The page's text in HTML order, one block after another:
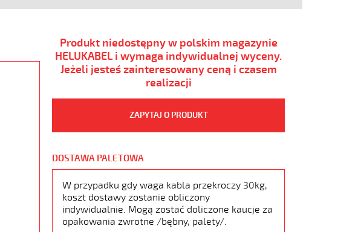
Produkt niedostępny w polskim magazynie
HELUKABEL i wymaga indywidualnej wyceny.
Jeżeli jesteś zainteresowany ceną i czasem
realizacji
ZAPYTAJ O PRODUKT
DOSTAWA PALETOWA
W przypadku gdy waga kabla przekroczy 30kg,
koszt dostawy zostanie obliczony
indywidualnie. Mogą zostać doliczone kaucje za
opakowania zwrotne /bębny, palety/.